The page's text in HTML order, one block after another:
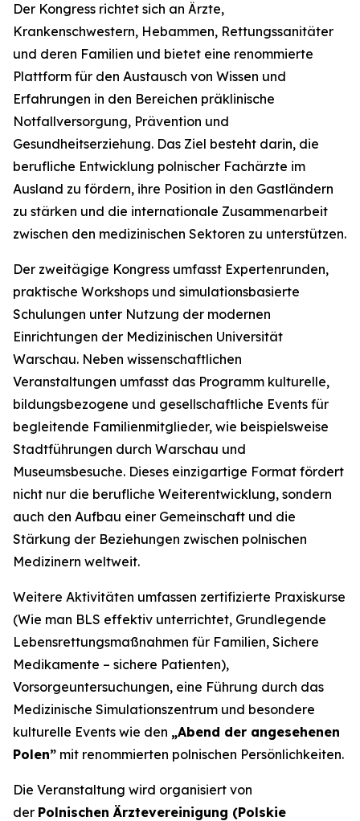
Der Kongress richtet sich an Ärzte,
Krankenschwestern, Hebammen, Rettungssanitäter
und deren Familien und bietet eine renommierte
Plattform für den Austausch von Wissen und
Erfahrungen in den Bereichen präklinische
Notfallversorgung, Prävention und
Gesundheitserziehung. Das Ziel besteht darin, die
berufliche Entwicklung polnischer Fachärzte im
Ausland zu fördern, ihre Position in den Gastländern
zu stärken und die internationale Zusammenarbeit
zwischen den medizinischen Sektoren zu unterstützen.
Der zweitägige Kongress umfasst Expertenrunden,
praktische Workshops und simulationsbasierte
Schulungen unter Nutzung der modernen
Einrichtungen der Medizinischen Universität
Warschau. Neben wissenschaftlichen
Veranstaltungen umfasst das Programm kulturelle,
bildungsbezogene und gesellschaftliche Events für
begleitende Familienmitglieder, wie beispielsweise
Stadtführungen durch Warschau und
Museumsbesuche. Dieses einzigartige Format fördert
nicht nur die berufliche Weiterentwicklung, sondern
auch den Aufbau einer Gemeinschaft und die
Stärkung der Beziehungen zwischen polnischen
Medizinern weltweit.
Weitere Aktivitäten umfassen zertifizierte Praxiskurse
(Wie man BLS effektiv unterrichtet, Grundlegende
Lebensrettungsmaßnahmen für Familien, Sichere
Medikamente – sichere Patienten),
Vorsorgeuntersuchungen, eine Führung durch das
Medizinische Simulationszentrum und besondere
kulturelle Events wie den „Abend der angesehenen
Polen” mit renommierten polnischen Persönlichkeiten.
Die Veranstaltung wird organisiert von
der Polnischen Ärztevereinigung (Polskie